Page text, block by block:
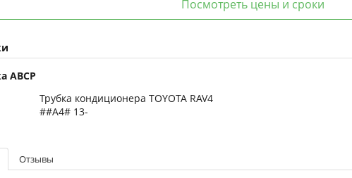
Посмотреть цены и сроки
ABCP
Трубка кондиционера TOYOTA RAV4
##A4# 13-
Отзывы